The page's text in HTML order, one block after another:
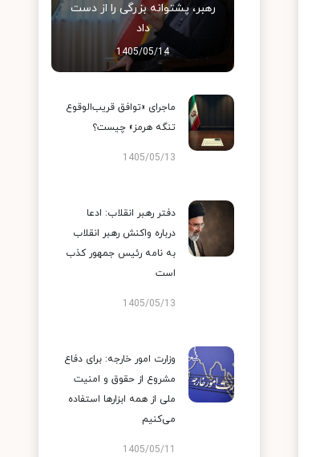
رهبر، پشتوانه بزرگی را از دست
داد
1405/05/14
ماجرای «توافق قریب‌الوقوع
تنگه هرمز» چیست؟
1405/05/13
دفتر رهبر انقلاب: ادعا
درباره واکنش رهبر انقلاب
به نامه رئیس جمهور کذب
است
1405/05/13
وزارت امور خارجه: برای دفاع
مشروع از حقوق و امنیت
ملی از همه ابزارها استفاده
می‌کنیم
1405/05/11